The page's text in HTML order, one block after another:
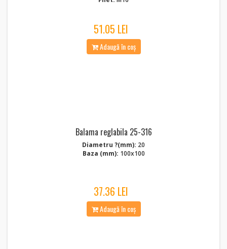
51.05 LEI
Adaugă în coș
Balama reglabila 25-316
Diametru ?(mm): 20
Baza (mm): 100x100
37.36 LEI
Adaugă în coș